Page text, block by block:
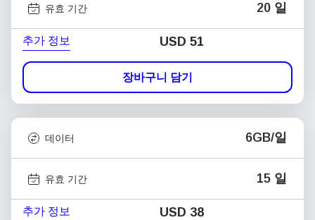
유효 기간 20 일
추가 정보 USD 51
장바구니 담기
데이터 6GB/일
유효 기간 15 일
추가 정보 USD 38